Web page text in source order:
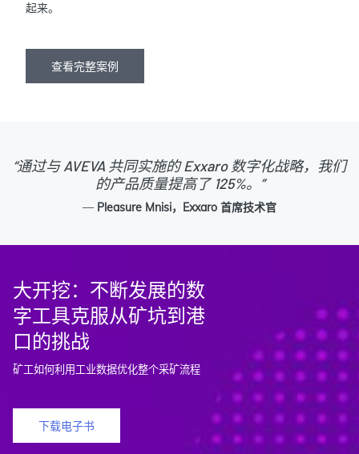
起来。
查看完整案例
“通过与 AVEVA 共同实施的 Exxaro 数字化战略，我们
的产品质量提高了 125%。”
— Pleasure Mnisi，Exxaro 首席技术官
大开挖：不断发展的数
字工具克服从矿坑到港
口的挑战
矿工如何利用工业数据优化整个采矿流程
下载电子书